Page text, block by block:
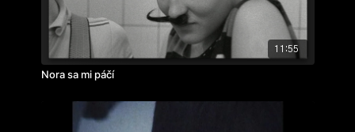
11:55
Nora sa mi páčí